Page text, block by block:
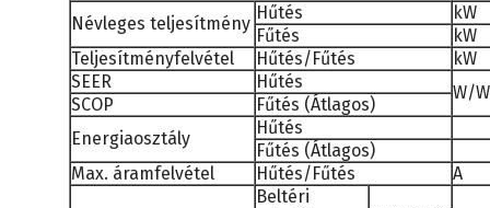
Névleges teljesítmény
Hűtés
kW
Fűtés
kW
Teljesítményfelvétel
Hűtés/Fűtés
kW
SEER
Hűtés
W/W
SCOP
Fűtés (Átlagos)
Energiaosztály
Hűtés
Fűtés (Átlagos)
Max. áramfelvétel
Hűtés/Fűtés A
Beltéri